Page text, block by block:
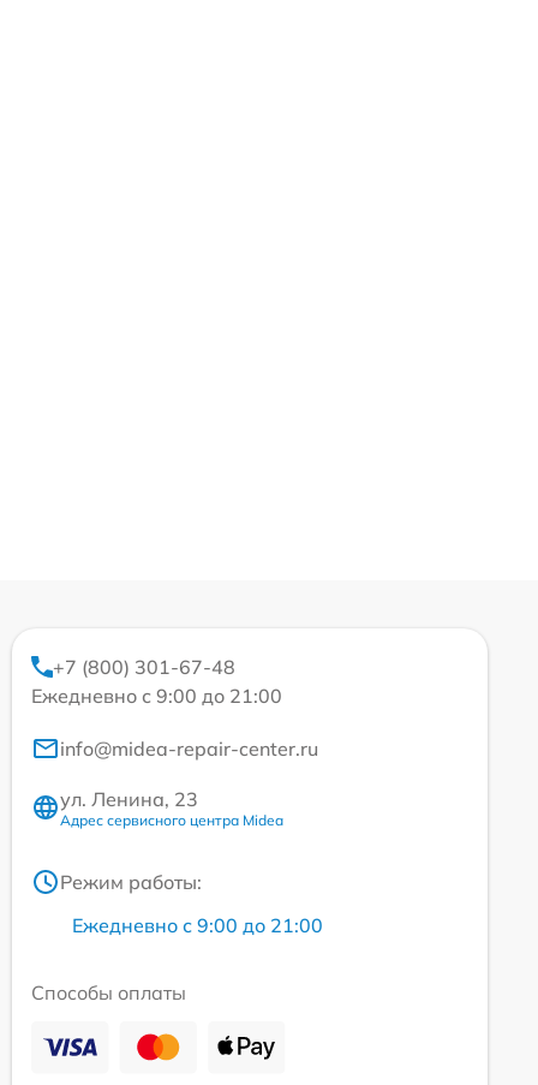
+7 (800) 301-67-48
Ежедневно с 9:00 до 21:00
info@midea-repair-center.ru
ул. Ленина, 23
Адрес сервисного центра Midea
Режим работы:
Ежедневно с 9:00 до 21:00
Способы оплаты